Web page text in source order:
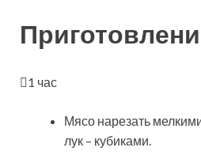
1 час
Мясо нарезать
лук – кубиками.